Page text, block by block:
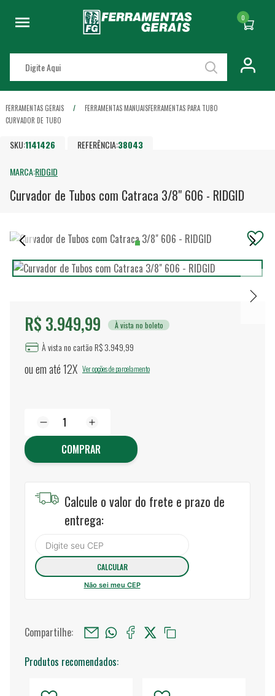
0
FERRAMENTAS GERAIS FERRAMENTAS MANUAISFERRAMENTAS PARA TUBO
CURVADOR DE TUBO
SKU:1141426 REFERÊNCIA:38043
MARCA:RIDGID
Curvador de Tubos com Catraca 3/8" 606 - RIDGID
R$ 3.949,99 À vista no boleto
À vista no cartão R$ 3.949,99
ou em até12X Ver opções de parcelamento
COMPRAR
Calcule o valor do frete e prazo de
entrega:
Não sei meu CEP
Compartilhe:
Produtos recomendados: